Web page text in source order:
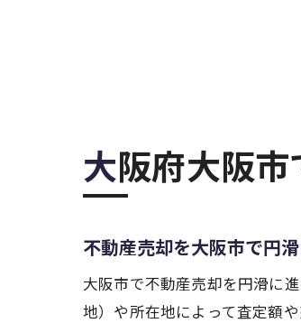
大阪府大阪
不動産売却を大阪市で円
大阪市で不動産売却を円滑に
地）や所在地によって査定額